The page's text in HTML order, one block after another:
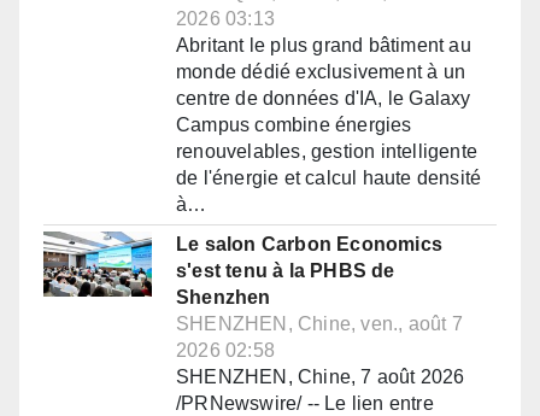
2026 03:13
Abritant le plus grand bâtiment au
monde dédié exclusivement à un
centre de données d'IA, le Galaxy
Campus combine énergies
renouvelables, gestion intelligente
de l'énergie et calcul haute densité
à…
Le salon Carbon Economics
s'est tenu à la PHBS de
Shenzhen
SHENZHEN, Chine, ven., août 7
2026 02:58
SHENZHEN, Chine, 7 août 2026
/PRNewswire/ -- Le lien entre